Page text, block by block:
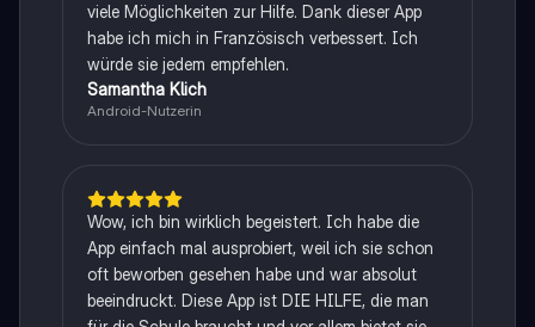
viele Möglichkeiten zur Hilfe. Dank dieser App
habe ich mich in Französisch verbessert. Ich
würde sie jedem empfehlen.
Samantha Klich
Android-Nutzerin
Wow, ich bin wirklich begeistert. Ich habe die
App einfach mal ausprobiert, weil ich sie schon
oft beworben gesehen habe und war absolut
beeindruckt. Diese App ist DIE HILFE, die man